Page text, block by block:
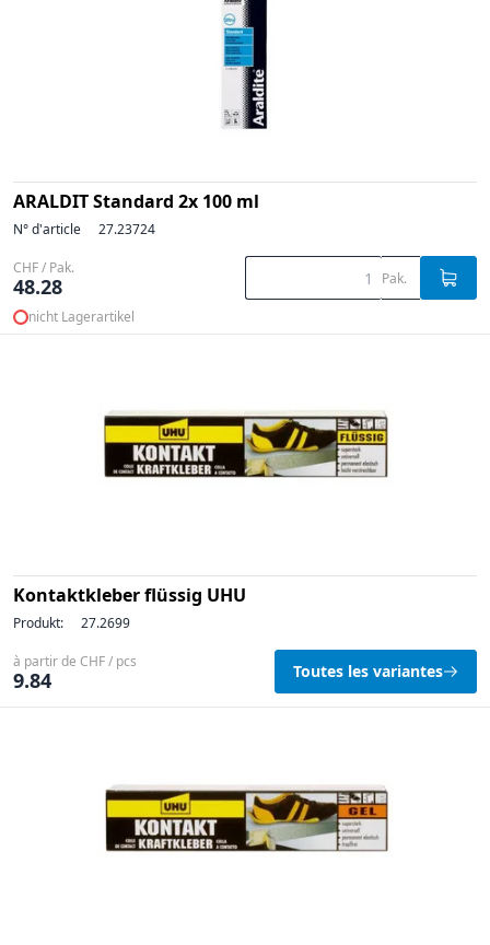
ARALDIT Standard 2x 100 ml
N° d'article 27.23724
CHF / Pak.
48.28 Pak.
nicht Lagerartikel
Kontaktkleber flüssig UHU
Produkt: 27.2699
à partir de CHF / pcs
9.84 Toutes les variantes